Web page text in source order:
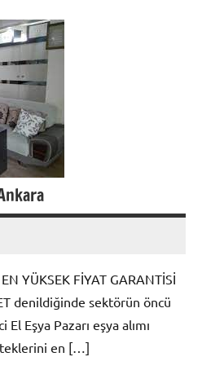
YÜKSEK FİYAT GARANTİSİ
denildiğinde sektörün öncü
Eşya Pazarı eşya alımı
en […]